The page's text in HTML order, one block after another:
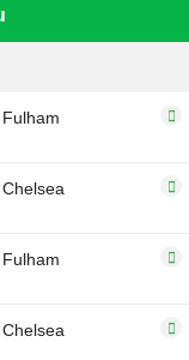
Fulham
Chelsea
Fulham
Chelsea